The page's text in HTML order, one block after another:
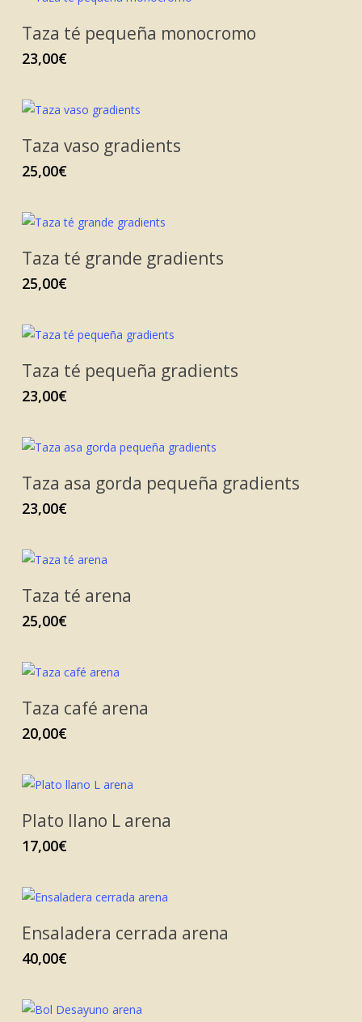
Taza té pequeña monocromo
23,00€
Taza vaso gradients
25,00€
Taza té grande gradients
25,00€
Taza té pequeña gradients
23,00€
Taza asa gorda pequeña gradients
23,00€
Taza té arena
25,00€
Taza café arena
20,00€
Plato llano L arena
17,00€
Ensaladera cerrada arena
40,00€